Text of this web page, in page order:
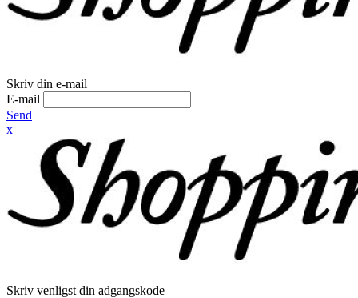
Skriv din e-mail
E-mail
Send
x
Skriv venligst din adgangskode